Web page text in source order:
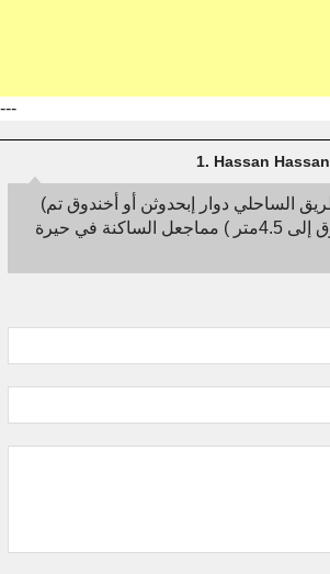
---
1. Hassan Hassan
(الطريق المدارية (الطريق الساحلي دوار إبحدوثن أو أخندوق تم
تقصير عرضها ( الطرق إلى 4.5متر ) مماجعل الساكنة في حيرة